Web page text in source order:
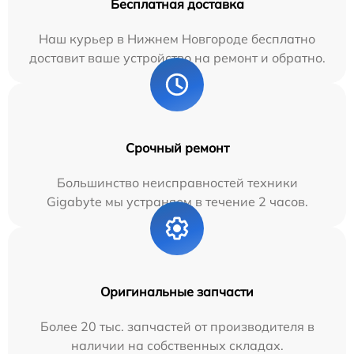
Бесплатная доставка
Наш курьер в Нижнем Новгороде бесплатно
доставит ваше устройство на ремонт и обратно.
Срочный ремонт
Большинство неисправностей техники
Gigabyte мы устраняем в течение 2 часов.
Оригинальные запчасти
Более 20 тыс. запчастей от производителя в
наличии на собственных складах.